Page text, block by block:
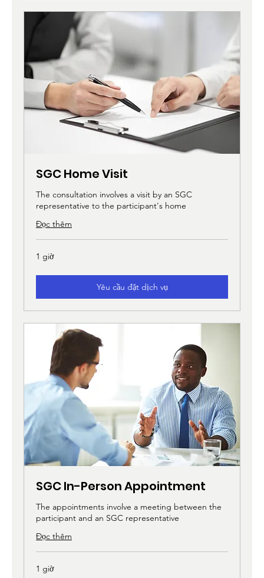
SGC Home Visit
The consultation involves a visit by an SGC
representative to the participant's home
Đọc thêm
1 giờ
Yêu cầu đặt dịch vụ
SGC In-Person Appointment
The appointments involve a meeting between the
participant and an SGC representative
Đọc thêm
1 giờ